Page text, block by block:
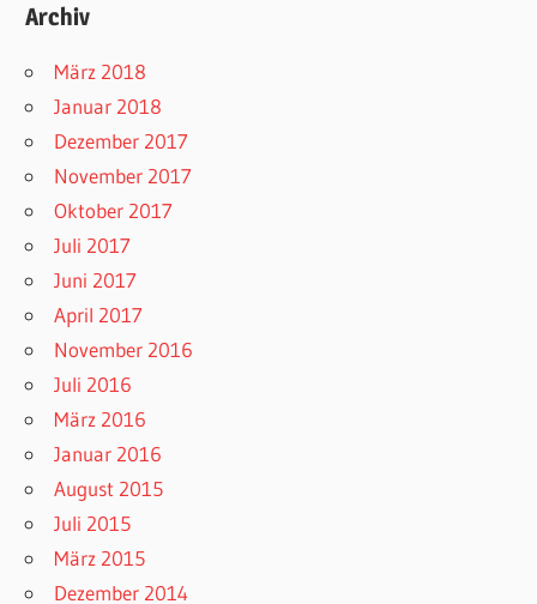
Archiv
März 2018
Januar 2018
Dezember 2017
November 2017
Oktober 2017
Juli 2017
Juni 2017
April 2017
November 2016
Juli 2016
März 2016
Januar 2016
August 2015
Juli 2015
März 2015
Dezember 2014